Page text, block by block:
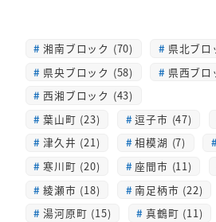
湘南ブロック (70)
県北ブロ
県央ブロック (58)
県西ブロ
西湘ブロック (43)
葉山町 (23)
逗子市 (47)
津久井 (21)
相模湖 (7)
寒川町 (20)
座間市 (11)
綾瀬市 (18)
南足柄市 (22)
湯河原町 (15)
真鶴町 (11)